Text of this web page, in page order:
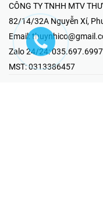
CÔNG TY TNHH MTV
82/14/32A Nguyễn Xí,
Email:
Zalo 24/24:
MST:0313386457